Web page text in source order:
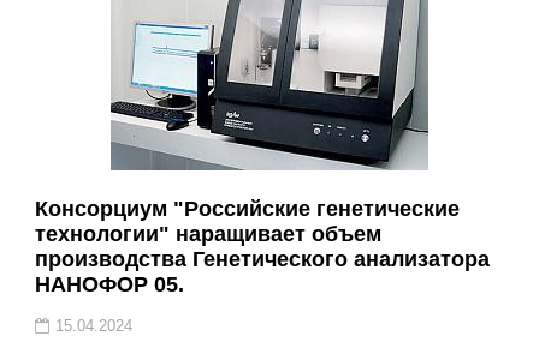
Консорциум "Российские генетические
технологии" наращивает объем
производства Генетического анализатора
НАНОФОР 05.
15.04.2024